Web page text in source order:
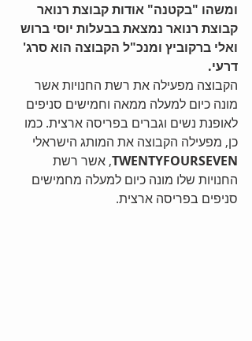
ומשהו "בקטנה" אודות קבוצת רנואר
קבוצת רנואר נמצאת בבעלות יוסי ברוש
ואלי ברקוביץ ומנכ"ל הקבוצה הוא סרג'
דרעי.
הקבוצה מפעילה את רשת החנויות אשר
מונה כיום למעלה ממאה וחמישים סניפים
לאופנת נשים וגברים בפריסה ארצית. כמו
כן, מפעילה הקבוצה את המותג הישראלי
TWENTYFOURSEVEN, אשר רשת
החנויות שלו מונה כיום למעלה מחמישים
סניפים בפריסה ארצית.